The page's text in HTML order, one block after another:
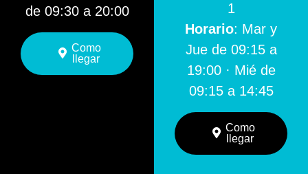
de 09:30 a 20:00
Como
llegar
1
Horario: Mar y
Jue de 09:15 a
19:00 · Mié de
09:15 a 14:45
Como
llegar